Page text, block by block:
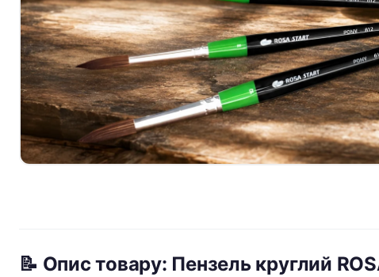
📝 Опис товару: Пензель круглий